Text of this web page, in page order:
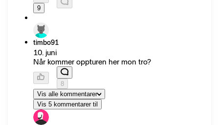
9
timbo91
10. juni
Når kommer oppturen her mon tro?
8
Vis alle kommentarer
Vis 5 kommentarer til